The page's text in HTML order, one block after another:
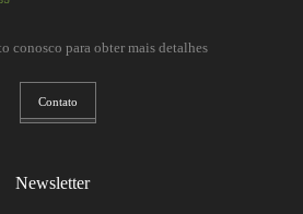
conosco para obter mais detalhes
Contato
Newsletter